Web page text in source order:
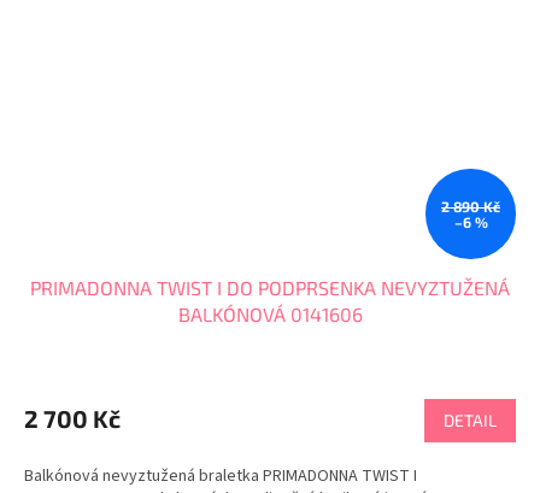
2 890 Kč
–6 %
PRIMADONNA TWIST I DO PODPRSENKA NEVYZTUŽENÁ
BALKÓNOVÁ 0141606
2 700 Kč DETAIL
Balkónová nevyztužená braletka PRIMADONNA TWIST I